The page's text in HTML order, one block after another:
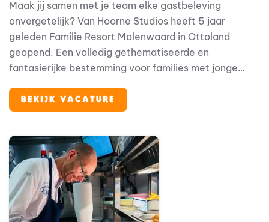
Maak jij samen met je team elke gastbeleving
onvergetelijk? Van Hoorne Studios heeft 5 jaar
geleden Familie Resort Molenwaard in Ottoland
geopend. Een volledig gethematiseerde en
fantasierijke bestemming voor families met jonge
Fien & Teun stappen. Binnen deze bijzondere
omgeving speelt Gastenservice een belangrijke rol in
BEKIJK VACATURE